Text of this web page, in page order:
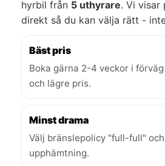
hyrbil från 5 uthyrare. Vi visar
direkt så du kan välja rätt -
Bäst pris
Boka gärna 2-4 veckor i
och lägre pris.
Minst drama
Välj bränslepolicy "full-full"
upphämtning.